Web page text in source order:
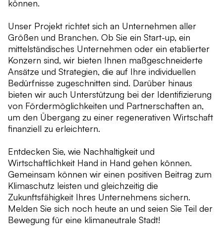
können.
Unser Projekt richtet sich an Unternehmen aller
Größen und Branchen. Ob Sie ein Start-up, ein
mittelständisches Unternehmen oder ein etablierter
Konzern sind, wir bieten Ihnen maßgeschneiderte
Ansätze und Strategien, die auf Ihre individuellen
Bedürfnisse zugeschnitten sind. Darüber hinaus
bieten wir auch Unterstützung bei der Identifizierung
von Fördermöglichkeiten und Partnerschaften an,
um den Übergang zu einer regenerativen Wirtschaft
finanziell zu erleichtern.
Entdecken Sie, wie Nachhaltigkeit und
Wirtschaftlichkeit Hand in Hand gehen können.
Gemeinsam können wir einen positiven Beitrag zum
Klimaschutz leisten und gleichzeitig die
Zukunftsfähigkeit Ihres Unternehmens sichern.
Melden Sie sich noch heute an und seien Sie Teil der
Bewegung für eine klimaneutrale Stadt!